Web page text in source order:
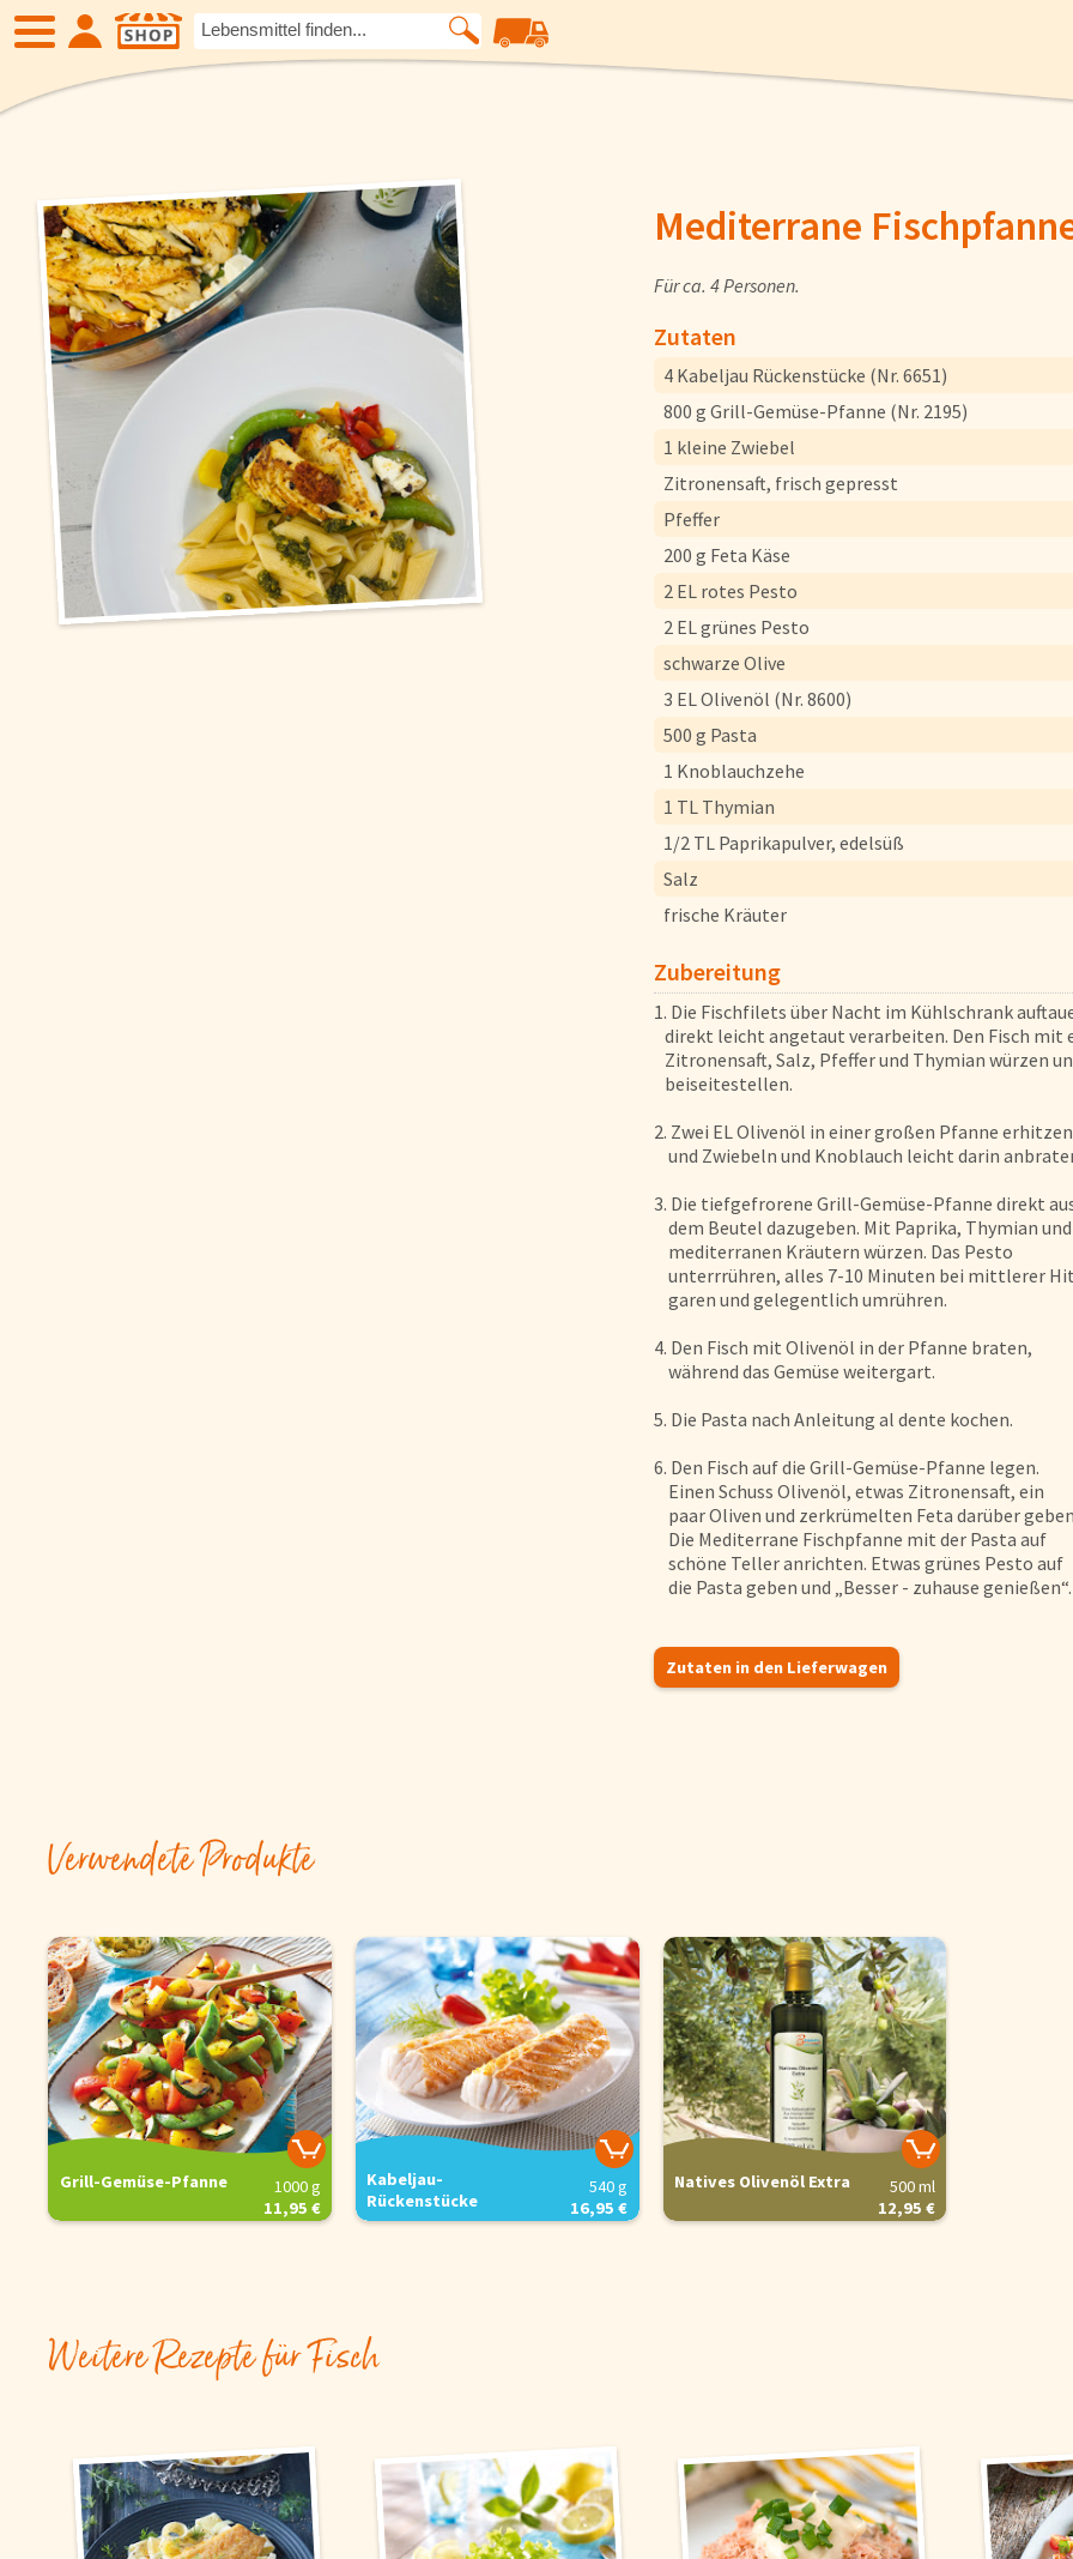
SHOP
Neue Produkte
Früchte Gemüse
Kartoffelspezialitäten Gewürze und Küchenhelfer
Fleisch Fisch
Snacks
Brot und Brötchen
Nährwerte & Allergene
Herkunftsländer
Lieferwagen
Mediterrane
Für ca. 4 Personen.
Zutaten
4 Kabeljau Rückenstücke (Nr. 6651)
800 g Grill-Gemüse-Pfanne (Nr. 2195)
1 kleine Zwiebel
Zitronensaft, frisch gepresst
Pfeffer
200 g Feta Käse
2 EL rotes Pesto
2 EL grünes Pesto
schwarze Olive
3 EL Olivenöl (Nr. 8600)
500 g Pasta
1 Knoblauchzehe
1 TL Thymian
1/2 TL Paprikapulver, edelsüß
Salz
frische Kräuter
Zubereitung
1. Die Fischfilets über Nacht im Kühlschrank
direkt leicht angetaut verarbeiten. Den Fisch mit
Zitronensaft, Salz, Pfeffer und Thymian würzen
beiseitestellen.
2. Zwei EL Olivenöl in einer großen Pfanne erhitzen
und Zwiebeln und Knoblauch leicht darin
3. Die tiefgefrorene Grill-Gemüse-Pfanne direkt
dem Beutel dazugeben. Mit Paprika, Thymian und
mediterranen Kräutern würzen. Das Pesto
unterrrühren, alles 7-10 Minuten bei mittlerer
garen und gelegentlich umrühren.
4. Den Fisch mit Olivenöl in der Pfanne braten,
während das Gemüse weitergart.
5. Die Pasta nach Anleitung al dente kochen.
6. Den Fisch auf die Grill-Gemüse-Pfanne legen.
Einen Schuss Olivenöl, etwas Zitronensaft, ein
paar Oliven und zerkrümelten Feta darüber
Die Mediterrane Fischpfanne mit der Pasta auf
schöne Teller anrichten. Etwas grünes Pesto auf
die Pasta geben und „Besser - zuhause genießen“.
Zutaten in den Lieferwagen
Verwendete Produkte
Grill-Gemüse-Pfanne
1000 g
11,95 €
Kabeljau-
Rückenstücke
540 g
16,95 €
Natives Olivenöl Extra
500 ml
12,95 €
Weitere Rezepte für Fisch
Cookie-Hinweis